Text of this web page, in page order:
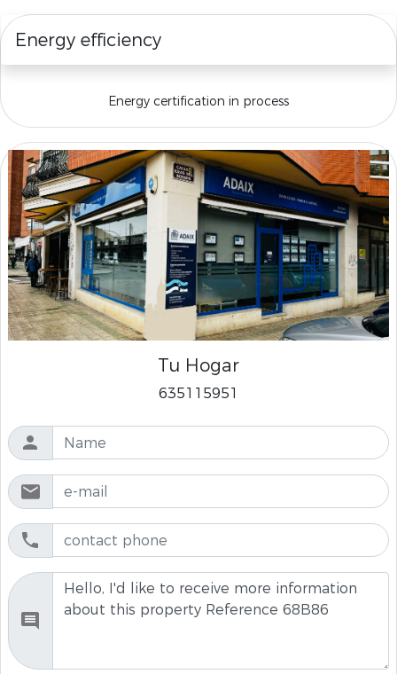
Energy efficiency
Energy certification in process
Tu Hogar
635115951